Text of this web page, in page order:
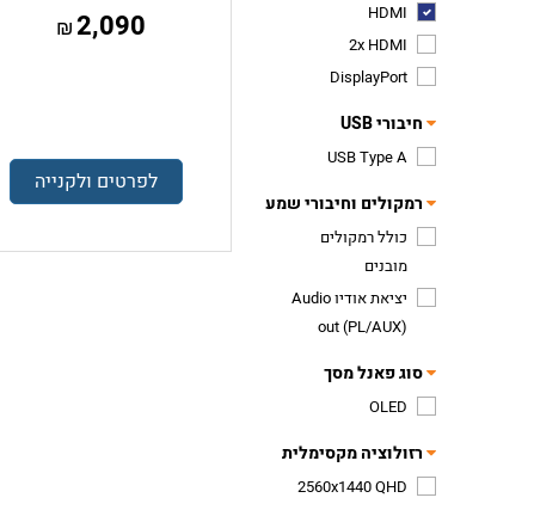
HDMI
2x HDMI
DisplayPort
חיבורי USB
USB Type A
רמקולים וחיבורי שמע
כולל רמקולים
מובנים
יציאת אודיו Audio
out (PL/AUX)
סוג פאנל מסך
OLED
רזולוציה מקסימלית
2560x1440 QHD
2,090
₪
לפרטים ולקנייה